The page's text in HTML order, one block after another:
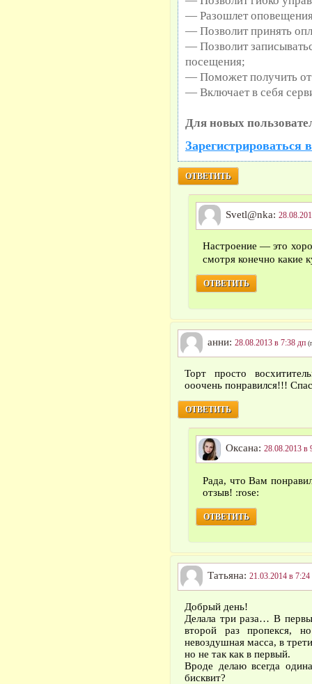
— Разошлет
— Позволит принять
— Позволит
посещения;
— Поможет получить от
— Включает в себя
Для новых
Зарегистрироваться
ОТВЕТИТЬ
Svetl@nka:
Настроение — это
смотря конечно какие
ОТВЕТИТЬ
анни: 28.08.2013 в 7:38 дп
Торт просто
ооочень понравился!!!
ОТВЕТИТЬ
Оксана: 28.08.2013 в
Рада, что Вам
отзыв! :rose:
ОТВЕТИТЬ
Татьянa: 21.03.2014 в 7:24
Добрый день!
Делала три раза… В
второй раз пропекся,
невоздушная масса, в
но не так как в первый.
Вроде делаю всегда
бисквит?